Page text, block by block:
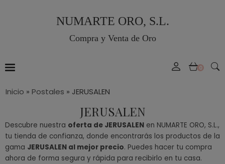
NUMARTE ORO, S.L.
Compra y Venta de Oro
0
Inicio » Postales » JERUSALEN
JERUSALEN
Descubre nuestra oferta de JERUSALEN en NUMARTE ORO, S.L.,
tu tienda de confianza, donde encontrarás los productos de la
gama JERUSALEN al mejor precio. Puedes hacer tu compra
ahora de forma segura y rápida para recibirlo en tu casa.